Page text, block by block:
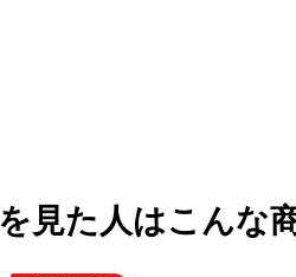
見た人はこんな